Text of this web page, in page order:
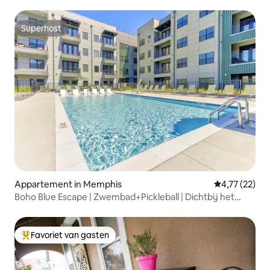
Superhost
Superhost
Appartement in Memphis Gemiddelde
4,77 (22)
Boho Blue Escape | Zwembad+Pickleball | Dichtbij het
Topfavoriet van gasten
Favoriet van gasten